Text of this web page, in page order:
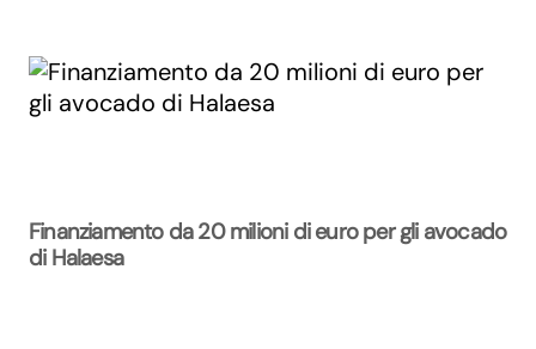
Finanziamento da 20 milioni di euro per gli avocado
di Halaesa